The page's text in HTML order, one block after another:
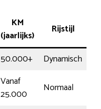
KM
(jaarlijks)
Rijstijl
50.000+ Dynamisch
Vanaf
25.000
Normaal